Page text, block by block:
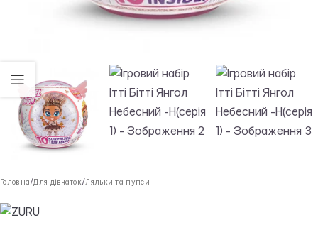
Головна /Для дівчаток/Ляльки та пупси